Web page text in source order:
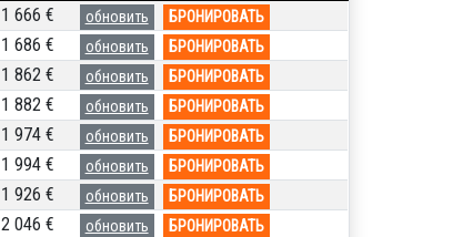
1 666 € обновить БРОНИРОВАТЬ
1 686 € обновить БРОНИРОВАТЬ
1 862 € обновить БРОНИРОВАТЬ
1 882 € обновить БРОНИРОВАТЬ
1 974 € обновить БРОНИРОВАТЬ
1 994 € обновить БРОНИРОВАТЬ
1 926 € обновить БРОНИРОВАТЬ
2 046 € обновить БРОНИРОВАТЬ